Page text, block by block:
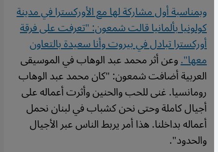
وبمناسبة أول مشاركة لها مع الأوركسترا في مدينة
كولونيا بألمانيا قالت شمعون: "تعرفت على فرقة
أوركسترا تبادل في بيروت وأنا سعيدة بالتعاون
معها".وعن أثر محمد عبد الوهاب في الموسيقى
العربية أضافت شمعون: "كان محمد عبد الوهاب
رومانسيا. غنى للحب والحنين وأثرت أعماله على
أجيال كاملة وحتى نحن كشباب في لبنان نحمل
أعماله بداخلنا. هذا أمر يربط الناس عبر الأجيال
والحدود".